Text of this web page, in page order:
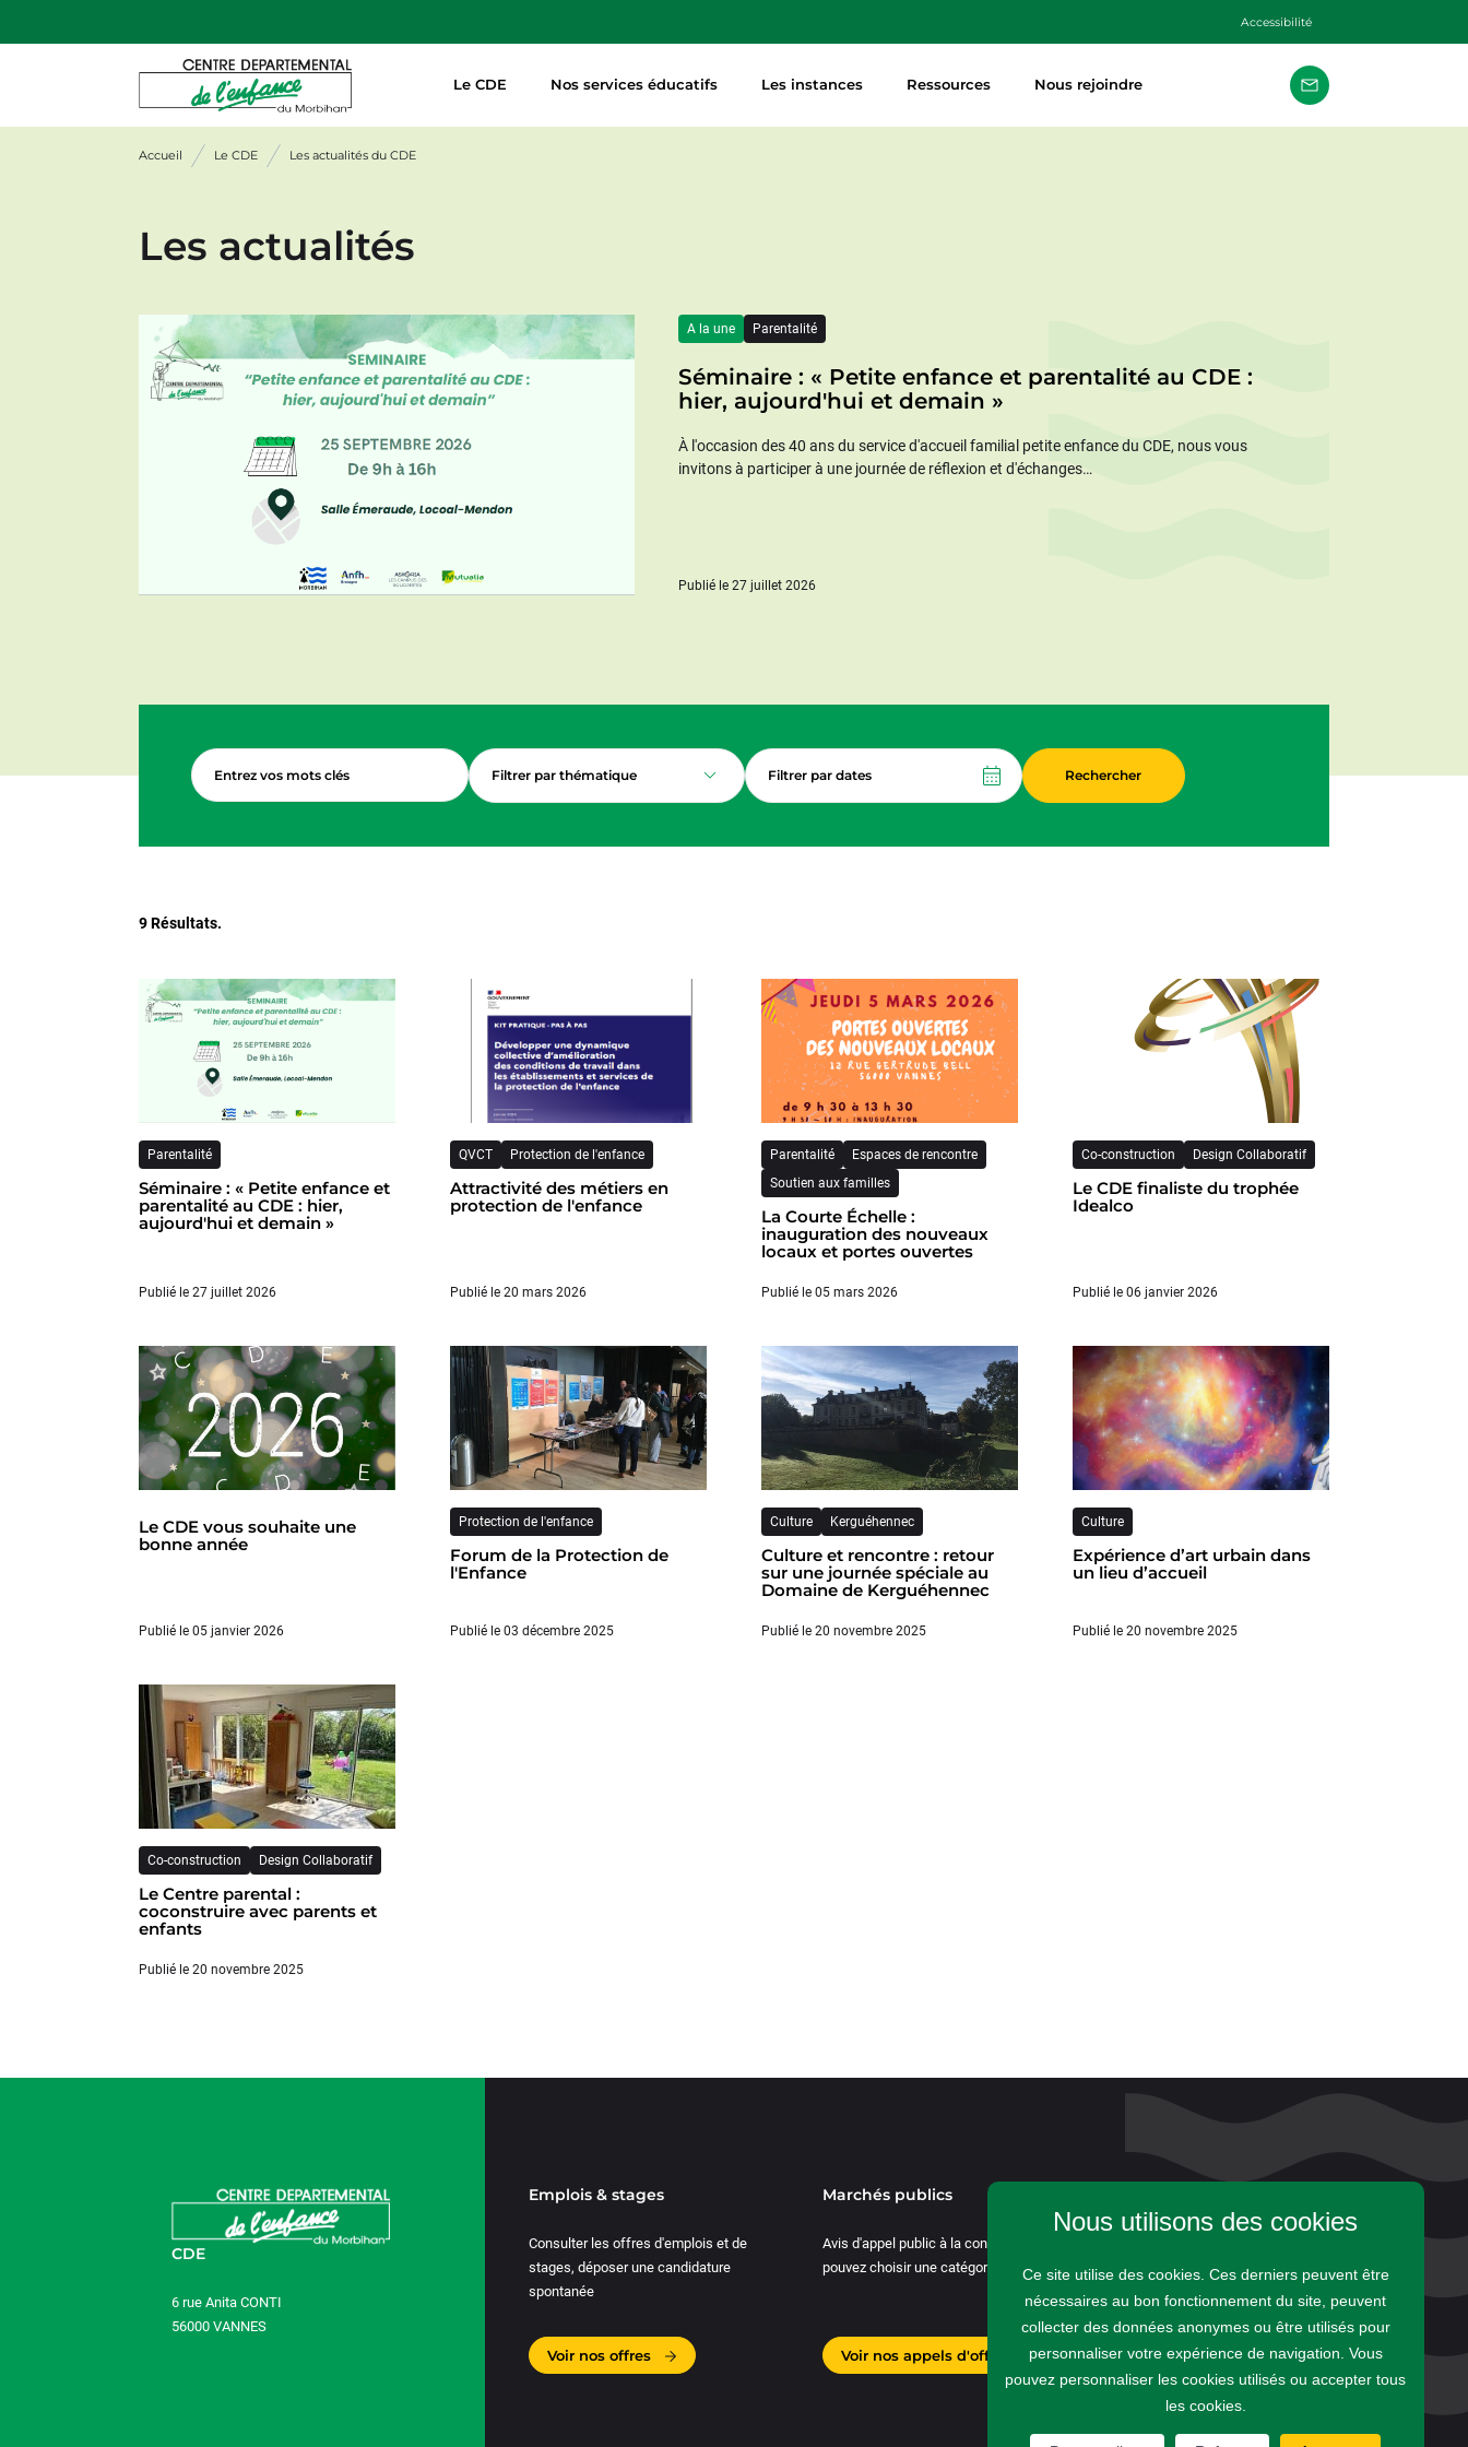
Accessibilité
Le CDE Nos services éducatifs Les instances Ressources Nous rejoindre
Accueil Le CDE Les actualités du CDE
Les actualités
A la une Parentalité
Séminaire : « Petite enfance et parentalité au CDE :
hier, aujourd'hui et demain »
À l'occasion des 40 ans du service d'accueil familial petite enfance du CDE, nous vous
invitons à participer à une journée de réflexion et d'échanges…
Publié le 27 juillet 2026
Entrez vos mots clés
Filtrer par thématique Filtrer par dates
9 Résultats.
Parentalité
Séminaire : « Petite enfance et
parentalité au CDE : hier,
aujourd'hui et demain »
Publié le 27 juillet 2026
QVCT Protection de l'enfance
Attractivité des métiers en
protection de l'enfance
Publié le 20 mars 2026
Parentalité
Espaces de rencontre
Soutien aux familles
La Courte Échelle :
inauguration des nouveaux
locaux et portes ouvertes
Publié le 05 mars 2026
Co-construction Design Collaboratif
Le CDE finaliste du trophée
Idealco
Publié le 06 janvier 2026
Le CDE vous souhaite une
bonne année
Publié le 05 janvier 2026
Protection de l'enfance
Forum de la Protection de
l'Enfance
Publié le 03 décembre 2025
Culture Kerguéhennec
Culture et rencontre : retour
sur une journée spéciale au
Domaine de Kerguéhennec
Publié le 20 novembre 2025
Culture
Expérience d’art urbain dans
un lieu d’accueil
Publié le 20 novembre 2025
Co-construction Design Collaboratif
Le Centre parental :
coconstruire avec parents et
enfants
Publié le 20 novembre 2025
CDE
6 rue Anita CONTI
56000 VANNES
Emplois & stages
Consulter les offres d'emplois et de
stages, déposer une candidature
spontanée
Voir nos offres
Marchés publics
Avis d'appel public à la concurrence. Vous
pouvez choisir une catégorie.
Voir nos appels d'offres
Demande d’accès au dossier
Ressources
Nous utilisons des cookies
Ce site utilise des cookies. Ces derniers peuvent être
nécessaires au bon fonctionnement du site, peuvent
collecter des données anonymes ou être utilisés pour
personnaliser votre expérience de navigation. Vous
pouvez personnaliser les cookies utilisés ou accepter tous
les cookies.